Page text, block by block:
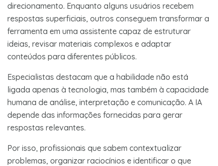
direcionamento. Enquanto alguns usuários recebem
respostas superficiais, outros conseguem transformar a
ferramenta em uma assistente capaz de estruturar
ideias, revisar materiais complexos e adaptar
conteúdos para diferentes públicos.
Especialistas destacam que a habilidade não está
ligada apenas à tecnologia, mas também à capacidade
humana de análise, interpretação e comunicação. A IA
depende das informações fornecidas para gerar
respostas relevantes.
Por isso, profissionais que sabem contextualizar
problemas, organizar raciocínios e identificar o que